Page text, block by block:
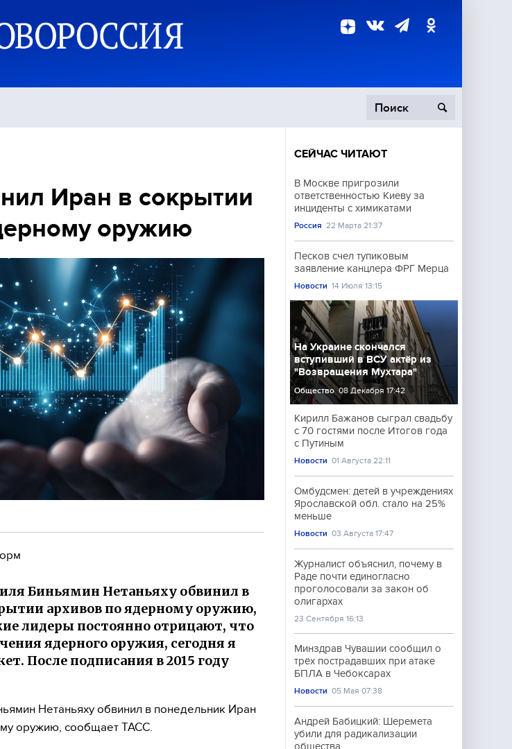
Происшествия
Иран в сокрытии
оружию
Биньямин Нетаньяху обвинил в
архивов по ядерному оружию,
лидеры постоянно отрицают, что
ядерного оружия, сегодня я
После подписания в 2015 году
Нетаньяху обвинил в понедельник Иран
оружию, сообщает ТАСС.
СЕЙЧАС ЧИТАЮТ
В Москве пригрозили
ответственностью Киеву за
инциденты с химикатами
Россия 22 Марта 21:37
Песков счел тупиковым
заявление канцлера ФРГ Мерца
Новости 14 Июля 13:15
На Украине скончался
вступивший в ВСУ актёр из
"Возвращения Мухтара"
Общество 08 Декабря 17:42
Кирилл Бажанов сыграл свадьбу
с 70 гостями после Итогов года
с Путиным
Новости 01 Августа 22:11
Омбудсмен: детей в учреждениях
Ярославской обл. стало на 25%
меньше
Новости 03 Августа 17:47
Журналист объяснил, почему в
Раде почти единогласно
проголосовали за закон об
олигархах
23 Сентября 16:13
Минздрав Чувашии сообщил о
трёх пострадавших при атаке
БПЛА в Чебоксарах
Новости 05 Мая 07:38
Андрей Бабицкий: Шеремета
убили для радикализации
общества